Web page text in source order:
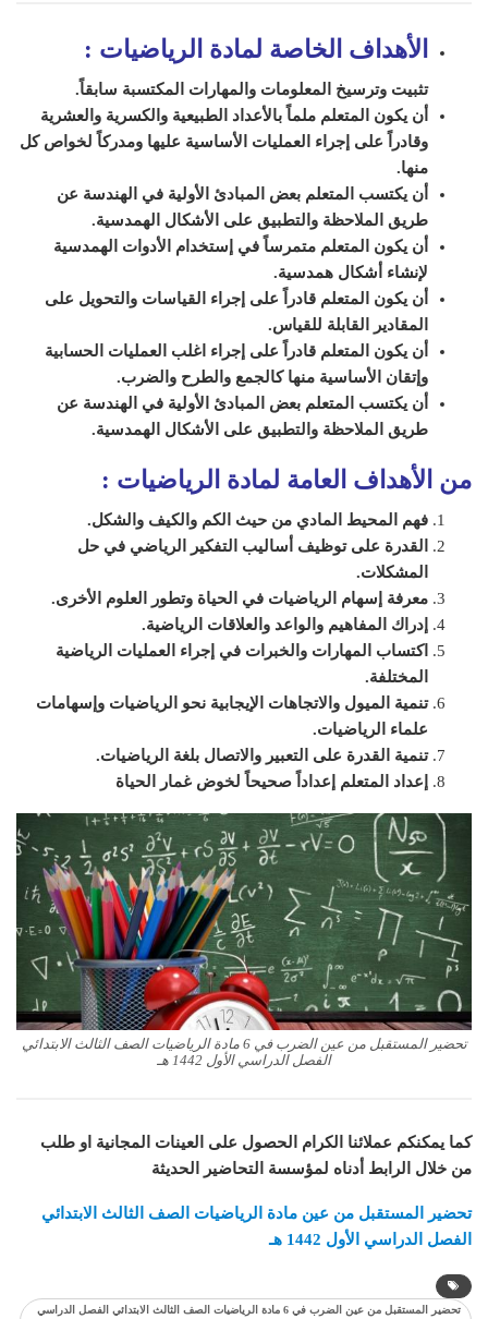
الأهداف الخاصة لمادة الرياضيات :
تثبيت وترسيخ المعلومات والمهارات المكتسبة سابقاً.
أن يكون المتعلم ملماً بالأعداد الطبيعية والكسرية والعشرية
وقادراً على إجراء العمليات الأساسية عليها ومدركاً لخواص كل
منها.
أن يكتسب المتعلم بعض المبادئ الأولية في الهندسة عن
طريق الملاحظة والتطبيق على الأشكال الهمدسية.
أن يكون المتعلم متمرساً في إستخدام الأدوات الهمدسية
لإنشاء أشكال همدسية.
أن يكون المتعلم قادراً على إجراء القياسات والتحويل على
المقادير القابلة للقياس.
أن يكون المتعلم قادراً على إجراء اغلب العمليات الحسابية
وإتقان الأساسية منها كالجمع والطرح والضرب.
أن يكتسب المتعلم بعض المبادئ الأولية في الهندسة عن
طريق الملاحظة والتطبيق على الأشكال الهمدسية.
من الأهداف العامة لمادة الرياضيات :
فهم المحيط المادي من حيث الكم والكيف والشكل.
القدرة على توظيف أساليب التفكير الرياضي في حل
المشكلات.
معرفة إسهام الرياضيات في الحياة وتطور العلوم الأخرى.
إدراك المفاهيم والواعد والعلاقات الرياضية.
اكتساب المهارات والخبرات في إجراء العمليات الرياضية
المختلفة.
تنمية الميول والاتجاهات الإيجابية نحو الرياضيات وإسهامات
علماء الرياضيات.
تنمية القدرة على التعبير والاتصال بلغة الرياضيات.
إعداد المتعلم إعداداً صحيحاً لخوض غمار الحياة
تحضير المستقبل من عين الضرب في 6 مادة الرياضيات الصف الثالث الابتدائي
الفصل الدراسي الأول 1442 هـ
كما يمكنكم عملائنا الكرام الحصول على العينات المجانية او طلب
من خلال الرابط أدناه لمؤسسة التحاضير الحديثة
تحضير المستقبل من عين مادة الرياضيات الصف الثالث الابتدائي
الفصل الدراسي الأول 1442 هـ
تحضير المستقبل من عين الضرب في 6 مادة الرياضيات الصف الثالث الابتدائي الفصل الدراسي